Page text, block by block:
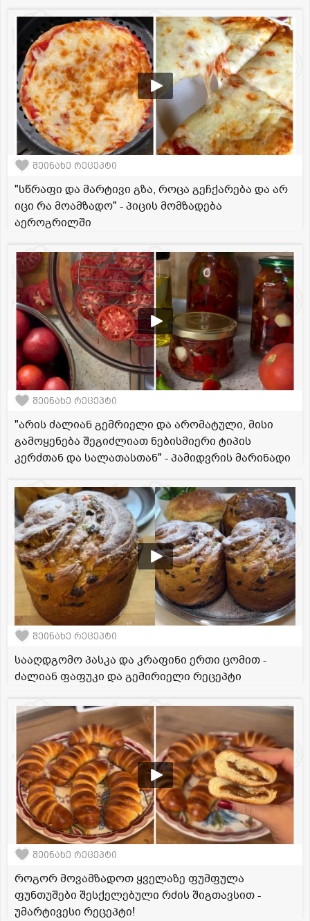
შეინახე რეცეპტი
"სწრაფი და მარტივი გზა, როცა გეჩქარება და არ
იცი რა მოამზადო" - პიცის მომზადება
აეროგრილში
შეინახე რეცეპტი
"არის ძალიან გემრიელი და არომატული, მისი
გამოყენება შეგიძლიათ ნებისმიერი ტიპის
კერძთან და სალათასთან" - პამიდვრის მარინადი
შეინახე რეცეპტი
სააღდგომო პასკა და კრაფინი ერთი ცომით -
ძალიან ფაფუკი და გემირიელი რეცეპტი
შეინახე რეცეპტი
როგორ მოვამზადოთ ყველაზე ფუმფულა
ფუნთუშები შესქელებული რძის შიგთავსით -
უმარტივესი რეცეპტი!